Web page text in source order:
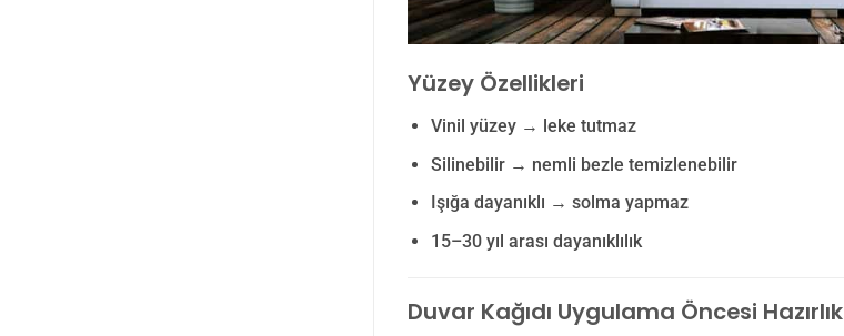
Yüzey Özellikleri
Vinil yüzey → leke tutmaz
Silinebilir → nemli bezle temizlenebilir
Işığa dayanıklı → solma yapmaz
15–30 yıl arası dayanıklılık
Duvar Kağıdı Uygulama Öncesi Hazırlık